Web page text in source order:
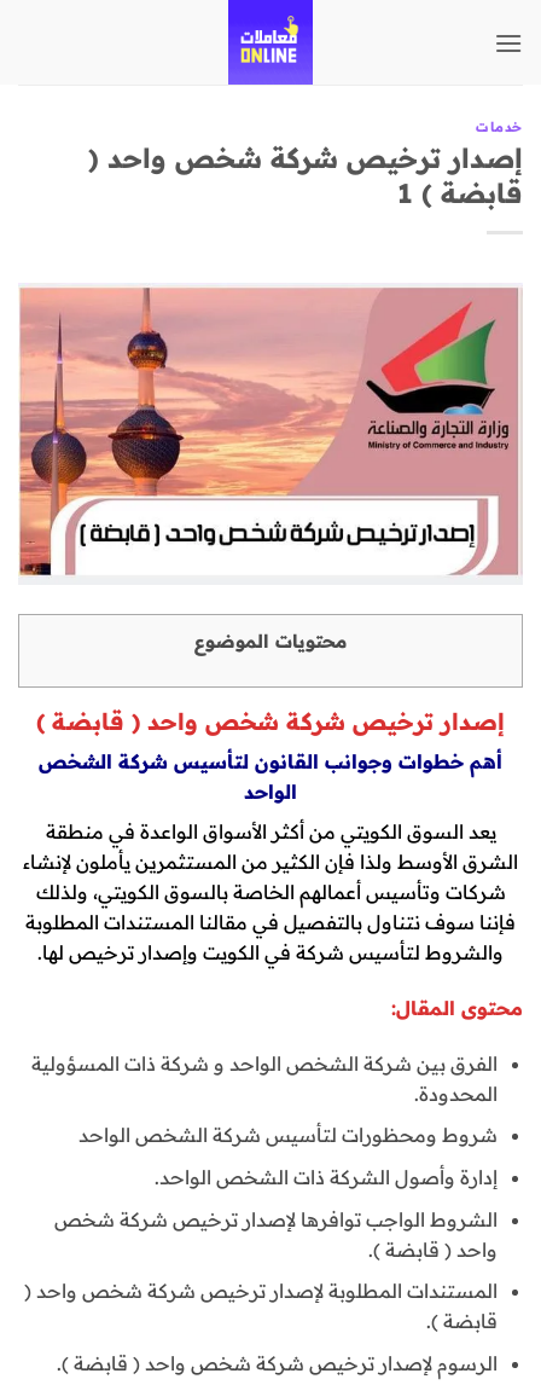
للمحتوى
خدمات
إصدار ترخيص شركة شخص واحد (
قابضة ) 1
محتويات الموضوع
إصدار ترخيص شركة شخص واحد ( قابضة )
أهم خطوات وجوانب القانون لتأسيس شركة الشخص
الواحد
يعد السوق الكويتي من أكثر الأسواق الواعدة في منطقة
الشرق الأوسط ولذا فإن الكثير من المستثمرين يأملون لإنشاء
شركات وتأسيس أعمالهم الخاصة بالسوق الكويتي، ولذلك
فإننا سوف نتناول بالتفصيل في مقالنا المستندات المطلوبة
والشروط لتأسيس شركة في الكويت وإصدار ترخيص لها.
محتوى المقال:
الفرق بين شركة الشخص الواحد و شركة ذات المسؤولية
المحدودة.
شروط ومحظورات لتأسيس شركة الشخص الواحد
إدارة وأصول الشركة ذات الشخص الواحد.
الشروط الواجب توافرها لإصدار ترخيص شركة شخص
واحد ( قابضة ).
المستندات المطلوبة لإصدار ترخيص شركة شخص واحد (
قابضة ).
الرسوم لإصدار ترخيص شركة شخص واحد ( قابضة ).